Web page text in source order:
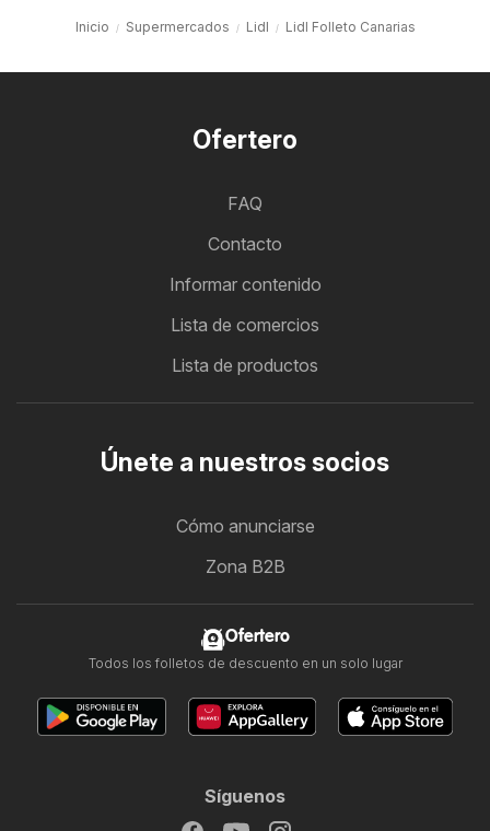
Inicio Supermercados Lidl Lidl Folleto Canarias
Ofertero
FAQ
Contacto
Informar contenido
Lista de comercios
Lista de productos
Únete a nuestros socios
Cómo anunciarse
Zona B2B
Ofertero
Todos los folletos de descuento en un solo lugar
Síguenos